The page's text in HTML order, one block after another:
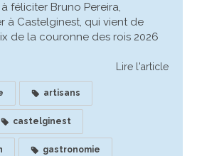
féliciter Bruno Pereira,
à Castelginest, qui vient de
de la couronne des rois 2026
Lire l'article
artisans
castelginest
gastronomie